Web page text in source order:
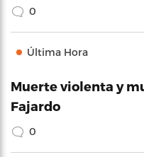
0
Última Hora
Muerte violenta y
Fajardo
0